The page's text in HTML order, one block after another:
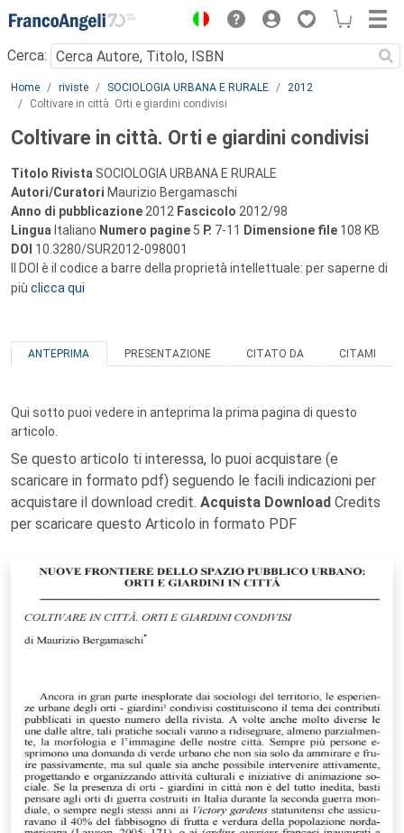
Menu
Cerca:
Main content
Home riviste SOCIOLOGIA URBANA E RURALE
2012
Coltivare in città. Orti e giardini condivisi
Coltivare in città. Orti e giardini condivisi
Titolo Rivista SOCIOLOGIA URBANA E RURALE
Autori/Curatori Maurizio Bergamaschi
Anno di pubblicazione 2012 Fascicolo 2012/98
Lingua Italiano Numero pagine 5 P. 7-11 Dimensione file 108 KB
DOI 10.3280/SUR2012-098001
Il DOI è il codice a barre della proprietà intellettuale: per saperne di
più clicca qui
ANTEPRIMA PRESENTAZIONE CITATO DA CITAMI
Qui sotto puoi vedere in anteprima la prima pagina di questo
articolo.
Se questo articolo ti interessa, lo puoi acquistare (e
scaricare in formato pdf) seguendo le facili indicazioni per
acquistare il download credit. Acquista Download Credits
per scaricare questo Articolo in formato PDF